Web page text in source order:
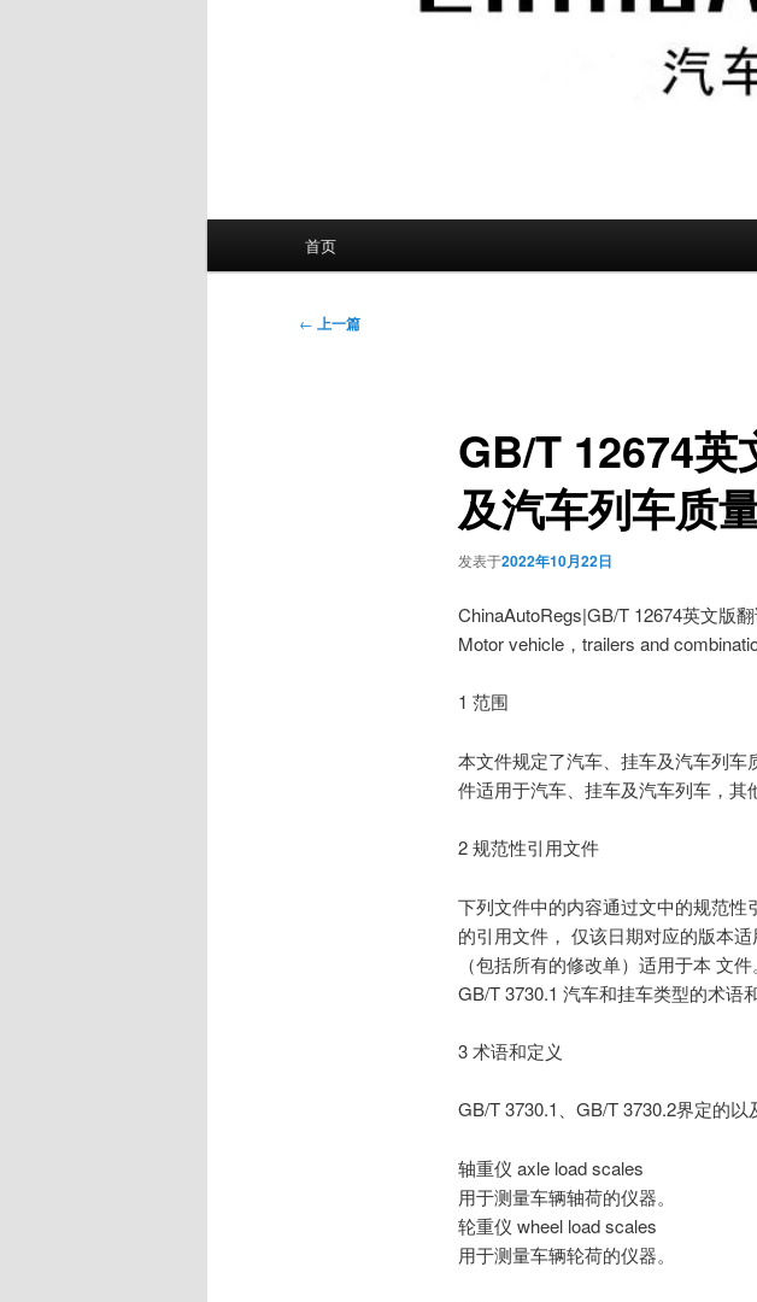
首页
文
← 上一篇
GB/T 12674英
及汽车列车质
发表于2022年10月22日
ChinaAutoRegs|GB/T 12674英文版
Motor vehicle，trailers and
1 范围
本文件规定了汽车、挂车及汽车列
件适用于汽车、挂车及汽车列车，其
2 规范性引用文件
下列文件中的内容通过文中的规范
的引用文件， 仅该日期对应的版本
（包括所有的修改单）适用于本 文件。
GB/T 3730.1 汽车和挂车类型的术语
3 术语和定义
GB/T 3730.1、GB/T 3730.2界定的以
轴重仪 axle load scales
用于测量车辆轴荷的仪器。
轮重仪 wheel load scales
用于测量车辆轮荷的仪器。